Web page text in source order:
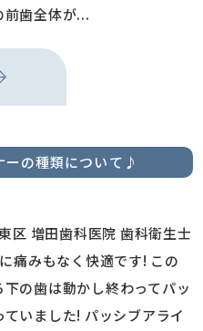
前歯全体が...
の種類について♪
増田歯科医院 歯科衛生士
痛みもなく快適です! この
の歯は動かし終わってパッ
いました! パッシブアライ